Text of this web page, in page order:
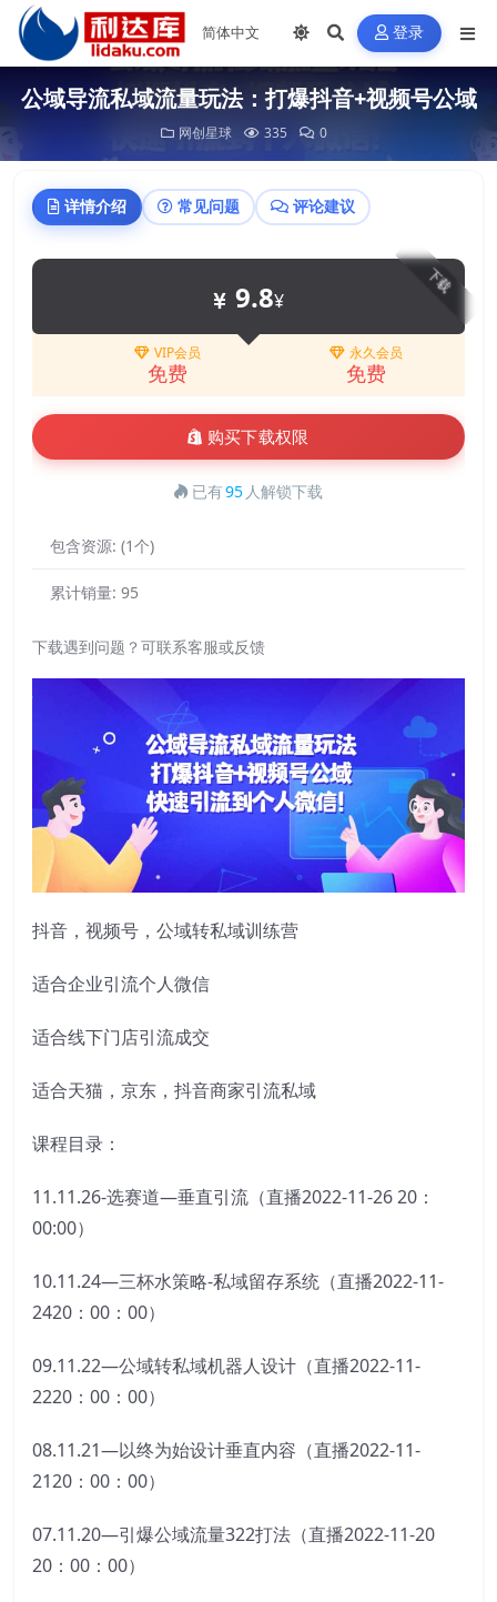
登录
公域导流私域流量玩法：打爆抖音+视频号公域
网创星球 335 0
详情介绍 常见问题 评论建议
下载
9.8¥
VIP会员
免费
永久会员
免费
购买下载权限
已有95 人解锁下载
包含资源: (1个)
累计销量: 95
下载遇到问题？可联系客服或反馈
抖音，视频号，公域转私域训练营
适合企业引流个人微信
适合线下门店引流成交
适合天猫，京东，抖音商家引流私域
课程目录：
11.11.26-选赛道—垂直引流（直播2022-11-26 20：
00:00）
10.11.24—三杯水策略-私域留存系统（直播2022-11-
2420：00：00）
09.11.22—公域转私域机器人设计（直播2022-11-
2220：00：00）
08.11.21—以终为始设计垂直内容（直播2022-11-
2120：00：00）
07.11.20—引爆公域流量322打法（直播2022-11-20
20：00：00）